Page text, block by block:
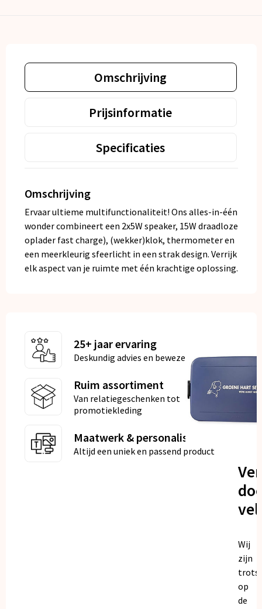
Omschrijving
Prijsinformatie
Specificaties
Omschrijving
Ervaar ultieme multifunctionaliteit! Ons alles-in-één
wonder combineert een 2x5W speaker, 15W draadloze
oplader fast charge), (wekker)klok, thermometer en
een meerkleurig sfeerlicht in een strak design. Verrijk
elk aspect van je ruimte met één krachtige oplossing.
25+ jaar ervaring
Deskundig advies en bewezen kwaliteit
Ruim assortiment
Van relatiegeschenken tot
promotiekleding
Maatwerk & personalisatie
Altijd een uniek en passend product
Wij
zijn
trots
op
de